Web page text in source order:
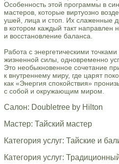
Особенность этой программы в
мастеров, которые виртуозно
ушей, лица и стоп. Их слаженные
в котором каждый такт направлен
и восстановление баланса.
Работа с энергетическими
жизненной силы, одновременно
Это необыкновенное сочетание
к внутреннему миру, где царят
как «Энергия спокойствия»
с собой и окружающим миром.
Салон: Doubletree by Hilton
Мастер: Тайский мастер
Категория услуг: Тайские и
Категория услуг: